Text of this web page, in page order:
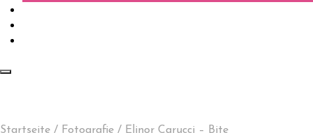
Startseite / Fotografie / Elinor Carucci – Bite